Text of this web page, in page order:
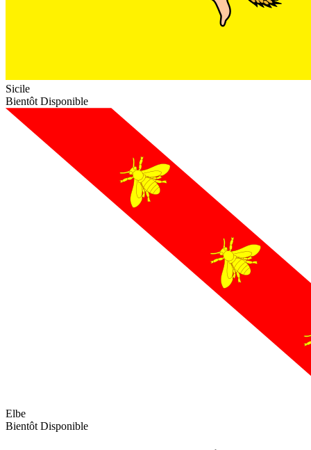
Sicile
Bientôt Disponible
Elbe
Bientôt Disponible